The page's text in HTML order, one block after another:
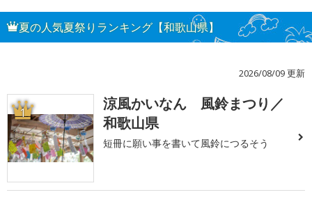
夏の人気夏祭りランキング【和歌山県】
2026/08/09 更新
1
涼風かいなん 風鈴まつり／
和歌山県
短冊に願い事を書いて風鈴につるそう